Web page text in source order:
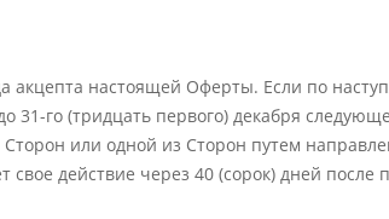
акцепта настоящей Оферты. Если по
го (тридцать первого) декабря
или одной из Сторон путем
действие через 40 (сорок) дней